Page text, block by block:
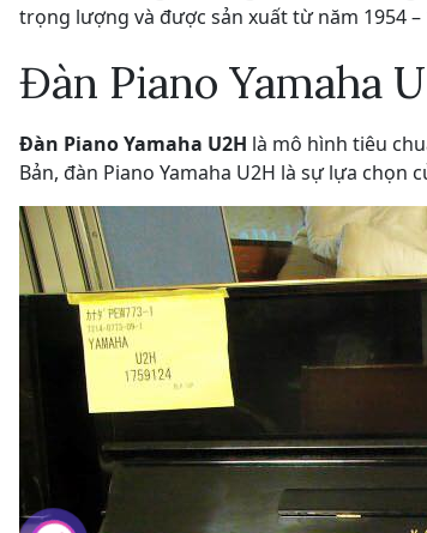
trọng lượng và được sản xuất từ năm 1954
Đàn Piano Yamaha
Đàn Piano Yamaha U2H là mô hình tiêu
Bản, đàn Piano Yamaha U2H là sự lựa